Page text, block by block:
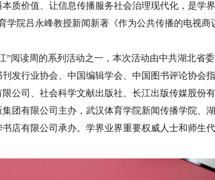
价值、让信息传播服务社会治理现代化，是学
学院吕永峰教授新闻新著《作为公共传播的电视商
读周的系列活动之一，本次活动由中共湖北省
发行业协会、中国编辑学会、中国图书评论协会指
公司、社会科学文献出版社、长江出版传媒股份
团有限公司主办，武汉体育学院新闻传播学院、
店有限公司承办。学界业界重要权威人士和师生